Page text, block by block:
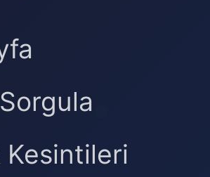
Kesintileri